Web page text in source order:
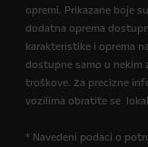
opremi. Prikazane boje
dodatna oprema
karakteristike i oprema
dostupne samo u
troškove. Za precizne
vozilima obratite se
* Navedeni podaci o